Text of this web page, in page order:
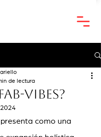
Vibes?
de lectura
presenta como una